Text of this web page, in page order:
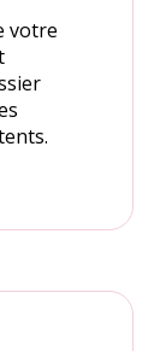
votre